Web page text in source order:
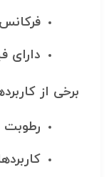
فرکانس
دارای
برخی از
رطوبت